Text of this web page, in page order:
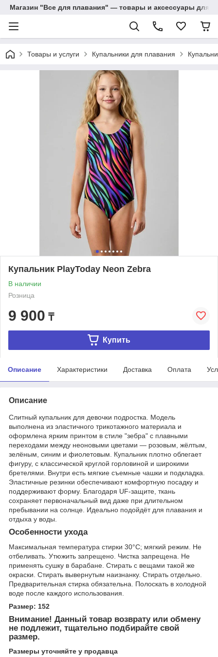
Магазин "Все для плавания" — товары и аксессуары для
Товары и услуги Купальники для плавания
Купальник PlayToday Neon Zebra
В наличии
Розница
9 900 ₸
Купить
Описание Характеристики Доставка Оплата
Описание
Слитный купальник для девочки подростка. Модель
выполнена из эластичного трикотажного материала и
оформлена ярким принтом в стиле "зебра" с плавными
переходами между неоновыми цветами — розовым, жёлтым,
зелёным, синим и фиолетовым. Купальник плотно облегает
фигуру, с классической круглой горловиной и широкими
бретелями. Внутри есть мягкие съемные чашки и подкладка.
Эластичные резинки обеспечивают комфортную посадку и
поддерживают форму. Благодаря UF-защите, ткань
сохраняет первоначальный вид даже при длительном
пребывании на солнце. Идеально подойдёт для плавания и
отдыха у воды.
Особенности ухода
Максимальная температура стирки 30°С; мягкий режим. Не
отбеливать. Утюжить запрещено. Чистка запрещена. Не
применять сушку в барабане. Стирать с вещами такой же
окраски. Стирать вывернутым наизнанку. Стирать отдельно.
Предварительная стирка обязательна. Полоскать в холодной
воде после каждого использования.
Размер: 152
Внимание! Данный товар возврату или обмену
не подлежит, тщательно подбирайте свой
размер.
Размеры уточняйте у продавца